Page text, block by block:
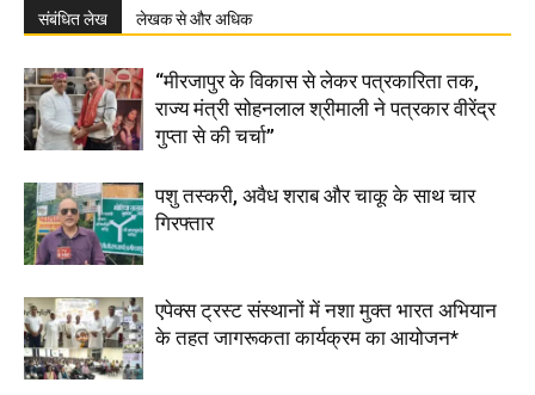
संबंधित लेख लेखक से और अधिक
“मीरजापुर के विकास से लेकर पत्रकारिता तक,
राज्य मंत्री सोहनलाल श्रीमाली ने पत्रकार वीरेंद्र
गुप्ता से की चर्चा”
पशु तस्करी, अवैध शराब और चाकू के साथ चार
गिरफ्तार
एपेक्स ट्रस्ट संस्थानों में नशा मुक्त भारत अभियान
के तहत जागरूकता कार्यक्रम का आयोजन*